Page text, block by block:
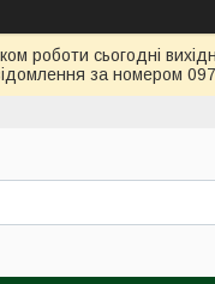
роботи сьогодні
за номером